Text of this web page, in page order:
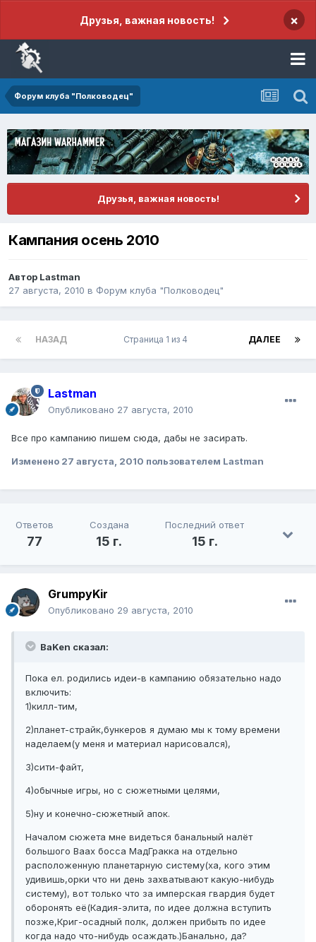
Друзья, важная новость! ×
Форум клуба "Полководец"
Друзья, важная новость!
Кампания осень 2010
Автор Lastman
27 августа, 2010 в Форум клуба "Полководец"
НАЗАД ДАЛЕЕ
Страница 1 из 4
Lastman
Опубликовано 27 августа, 2010
Все про кампанию пишем сюда, дабы не засирать.
Изменено 27 августа, 2010 пользователем Lastman
Ответов
77
Создана
15 г.
Последний ответ
15 г.
GrumpyKir
Опубликовано 29 августа, 2010
BaKen сказал:
Пока ел. родились идеи-в кампанию обязательно надо
включить:
1)килл-тим,
2)планет-страйк,бункеров я думаю мы к тому времени
наделаем(у меня и материал нарисовался),
3)сити-файт,
4)обычные игры, но с сюжетными целями,
5)ну и конечно-сюжетный апок.
Началом сюжета мне видеться банальный налёт
большого Ваах босса МадГракка на отдельно
расположенную планетарную систему(ха, кого этим
удивишь,орки что ни день захватывают какую-нибудь
систему), вот только что за имперская гвардия будет
оборонять её(Кадия-элита, по идее должна вступить
позже,Криг-осадный полк, должен прибыть по идее
когда надо что-нибудь осаждать.)Банально, да?